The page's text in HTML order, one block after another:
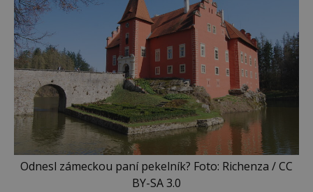
Odnesl zámeckou paní pekelník? Foto: Richenza / CC
BY-SA 3.0